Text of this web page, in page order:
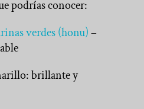
podrías conocer:
verdes (honu)–
brillante y